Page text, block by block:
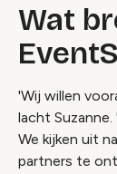
Wat
'Wij willen
lacht
We kijken uit
partners te